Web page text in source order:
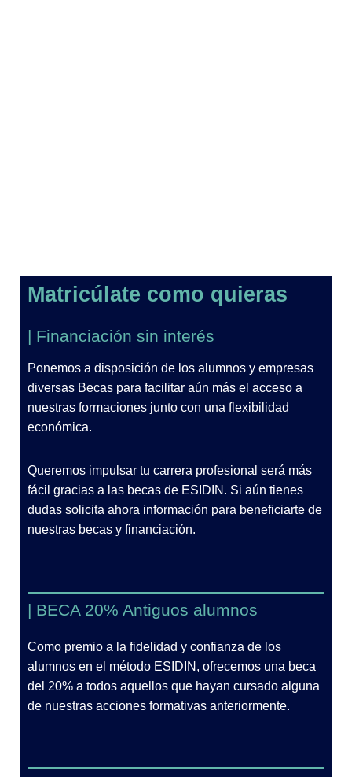
Matricúlate como quieras
| Financiación sin interés
Ponemos a disposición de los alumnos y empresas
diversas Becas para facilitar aún más el acceso a
nuestras formaciones junto con una flexibilidad
económica.
Queremos impulsar tu carrera profesional será más
fácil gracias a las becas de ESIDIN. Si aún tienes
dudas solicita ahora información para beneficiarte de
nuestras becas y financiación.
| BECA 20% Antiguos alumnos
Como premio a la fidelidad y confianza de los
alumnos en el método ESIDIN, ofrecemos una beca
del 20% a todos aquellos que hayan cursado alguna
de nuestras acciones formativas anteriormente.